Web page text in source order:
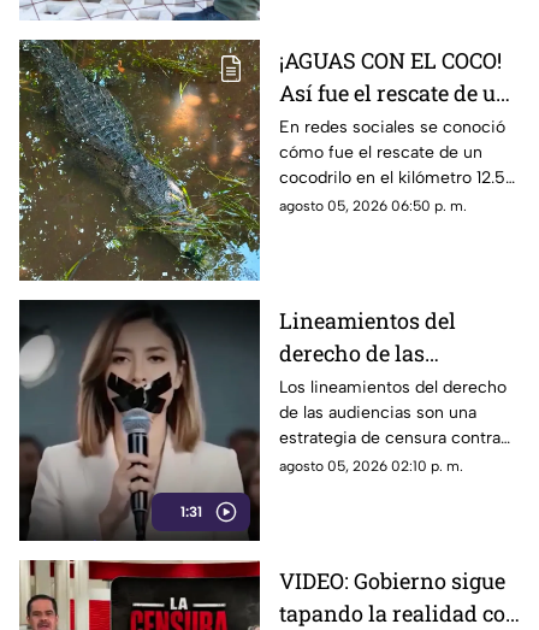
¡AGUAS CON EL COCO!
Así fue el rescate de un
cocodrilo en la Zona
Hotelera de Cancún
En redes sociales se conoció
cómo fue el rescate de un
cocodrilo en el kilómetro 12.5
de la Zona Hotelera de Cancún.
agosto 05, 2026 06:50 p. m.
1:31
Lineamientos del
derecho de las
audiencias: una
estrategia de censura
contra la ciudadanía en
México (VIDEO)
Los lineamientos del derecho
de las audiencias son una
estrategia de censura contra
los ciudadanos. Buscan evitar
quién contestarán.
agosto 05, 2026 02:10 p. m.
VIDEO: Gobierno sigue
tapando la realidad con